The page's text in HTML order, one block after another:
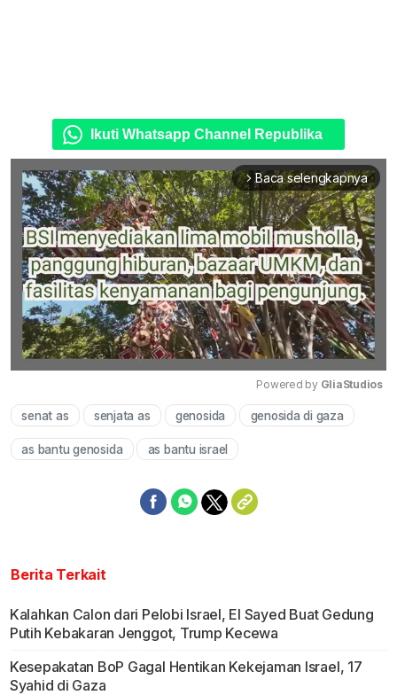
Ikuti Whatsapp Channel Republika
arrow_forward_ios Baca selengkapnya
Mute
Powered by GliaStudios
senat as senjata as genosida genosida di gaza
as bantu genosida as bantu israel
Berita Terkait
Kalahkan Calon dari Pelobi Israel, El Sayed Buat Gedung
Putih Kebakaran Jenggot, Trump Kecewa
Kesepakatan BoP Gagal Hentikan Kekejaman Israel, 17
Syahid di Gaza